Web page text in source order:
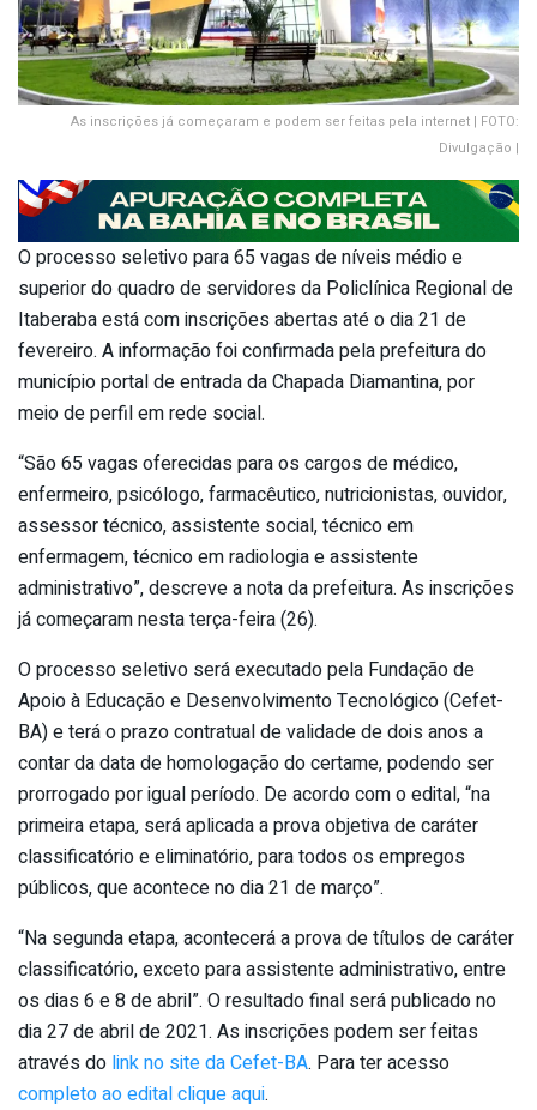
As inscrições já começaram e podem ser feitas pela internet | FOTO:
Divulgação |
O processo seletivo para 65 vagas de níveis médio e
superior do quadro de servidores da Policlínica Regional de
Itaberaba está com inscrições abertas até o dia 21 de
fevereiro. A informação foi confirmada pela prefeitura do
município portal de entrada da Chapada Diamantina, por
meio de perfil em rede social.
“São 65 vagas oferecidas para os cargos de médico,
enfermeiro, psicólogo, farmacêutico, nutricionistas, ouvidor,
assessor técnico, assistente social, técnico em
enfermagem, técnico em radiologia e assistente
administrativo”, descreve a nota da prefeitura. As inscrições
já começaram nesta terça-feira (26).
O processo seletivo será executado pela Fundação de
Apoio à Educação e Desenvolvimento Tecnológico (Cefet-
BA) e terá o prazo contratual de validade de dois anos a
contar da data de homologação do certame, podendo ser
prorrogado por igual período. De acordo com o edital, “na
primeira etapa, será aplicada a prova objetiva de caráter
classificatório e eliminatório, para todos os empregos
públicos, que acontece no dia 21 de março”.
“Na segunda etapa, acontecerá a prova de títulos de caráter
classificatório, exceto para assistente administrativo, entre
os dias 6 e 8 de abril”. O resultado final será publicado no
dia 27 de abril de 2021. As inscrições podem ser feitas
através do link no site da Cefet-BA. Para ter acesso
completo ao edital clique aqui.